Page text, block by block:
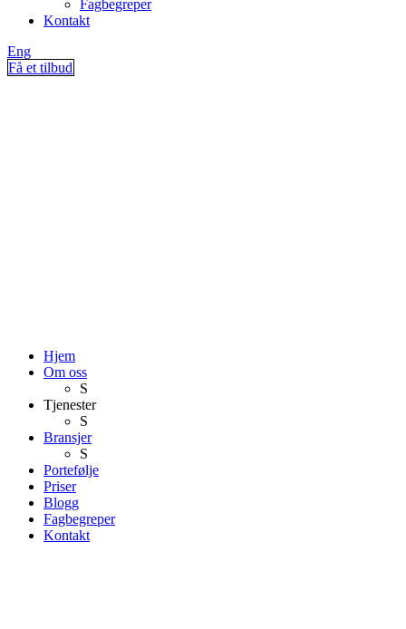
Fagbegreper
Kontakt
Eng
Få et tilbud
Hjem
Om oss
S
Tjenester
S
Bransjer
S
Portefølje
Priser
Blogg
Fagbegreper
Kontakt